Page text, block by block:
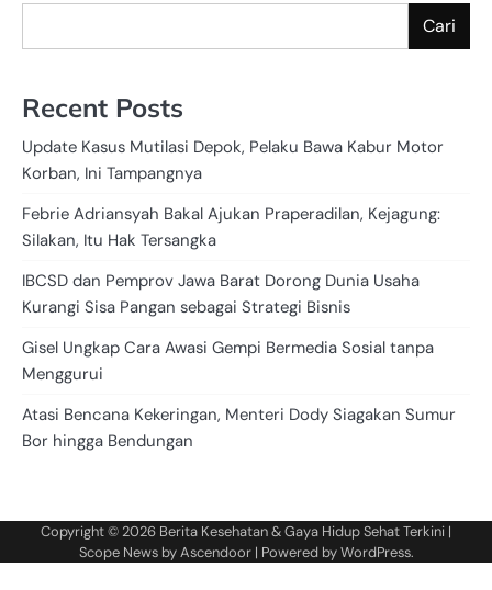
Cari
Recent Posts
Update Kasus Mutilasi Depok, Pelaku Bawa Kabur Motor
Korban, Ini Tampangnya
Febrie Adriansyah Bakal Ajukan Praperadilan, Kejagung:
Silakan, Itu Hak Tersangka
IBCSD dan Pemprov Jawa Barat Dorong Dunia Usaha
Kurangi Sisa Pangan sebagai Strategi Bisnis
Gisel Ungkap Cara Awasi Gempi Bermedia Sosial tanpa
Menggurui
Atasi Bencana Kekeringan, Menteri Dody Siagakan Sumur
Bor hingga Bendungan
Copyright © 2026 Berita Kesehatan & Gaya Hidup Sehat Terkini |
Scope News byAscendoor| Powered byWordPress.